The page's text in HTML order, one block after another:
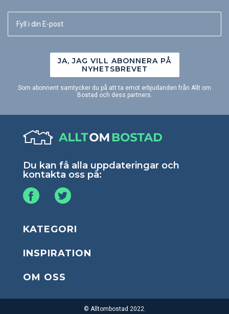
JA, JAG VILL ABONNERA PÅ
NYHETSBREVET
Som abonnent samtycker du på att ta emot erbjudanden från Allt om
Bostad och dess partners.
Du kan få alla uppdateringar och
kontakta oss på:
KATEGORI
INSPIRATION
OM OSS
© Alltombostad 2022.